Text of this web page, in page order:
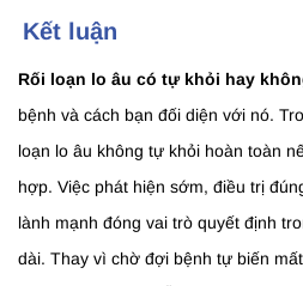
Kết luận
Rối loạn lo âu có tự khỏi hay
bệnh và cách bạn đối diện với nó.
loạn lo âu không tự khỏi hoàn toàn
hợp. Việc phát hiện sớm, điều trị
lành mạnh đóng vai trò quyết định
dài. Thay vì chờ đợi bệnh tự biến